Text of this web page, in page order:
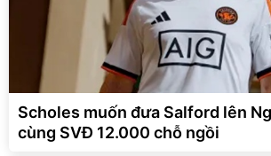
Scholes muốn đưa Salford lên
cùng SVĐ 12.000 chỗ ngồi